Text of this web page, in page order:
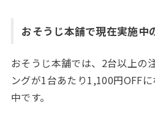
おそうじ本舗で現在実施中
おそうじ本舗では、2台以上の
ングが1台あたり1,100円OFF
中です。